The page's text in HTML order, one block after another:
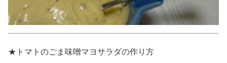
★トマトのごま味噌マヨサラダの作り方